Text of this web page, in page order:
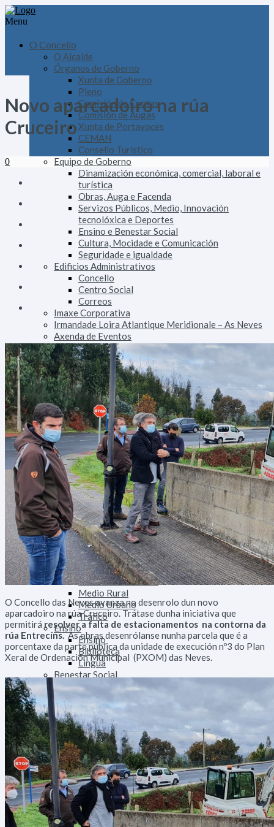
Menu
O Concello
O Alcalde
Órganos de Goberno
Xunta de Goberno
Pleno
Comisión de Contas
Comisión de Augas
Xunta de Portavoces
CEMAN
Consello Turístico
Equipo de Goberno
Dinamización económica, comercial, laboral e
turística
Obras, Auga e Facenda
Servizos Públicos, Medio, Innovación
tecnolóxica e Deportes
Ensino e Benestar Social
Cultura, Mocidade e Comunicación
Seguridade e igualdade
Edificios Administrativos
Concello
Centro Social
Correos
Imaxe Corporativa
Irmandade Loira Atlantique Meridionale – As Neves
Axenda de Eventos
Áreas
Dinamización
Emprego e Formación
Consumo e Comercio
Turismo
Patrimonio
Urbanismo e Vivenda
Facenda
Orzamentos, Taxas e Impostos
Fomento
Alumeado Público
Augas
Saneamento
Vías e Obras
Servizos
Persoal
Parque Móbil
Innovación Tecnolóxica
Deportes
Medio
Tratamento do Lixo
Medio Rural
Medio Urbano
Tráfico
Ensino
Ensino
Biblioteca
Lingua
Benestar Social
Servizos Sociais
Voluntariado
Sanidade
Cultura
Cultura
Mocidade
Comunicación
Festexos
Muller
Seguridade
Policía Local
Participa
Novo aparcadoiro na rúa
Cruceiro
0
O Concello das Neves avanza no desenrolo dun novo
aparcadoiro na rúa Cruceiro. Trátase dunha iniciativa que
permitirá resolver a falta de estacionamentos na contorna da
rúa Entrecíns.As obras desenrólanse nunha parcela que é a
porcentaxe da parte pública da unidade de execución nº3 do Plan
Xeral de Ordenación Municipal (PXOM) das Neves.